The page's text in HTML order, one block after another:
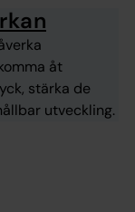
åt
stärka de
utveckling.